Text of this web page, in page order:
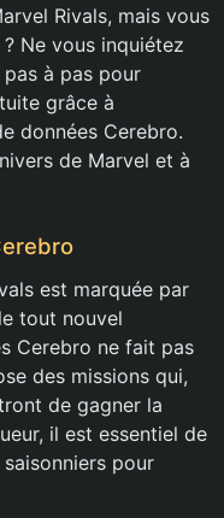
Rivals, mais vous
Ne vous inquiétez
à pas pour
grâce à
données Cerebro.
de Marvel et à
est marquée par
tout nouvel
Cerebro ne fait pas
des missions qui,
de gagner la
il est essentiel de
saisonniers pour